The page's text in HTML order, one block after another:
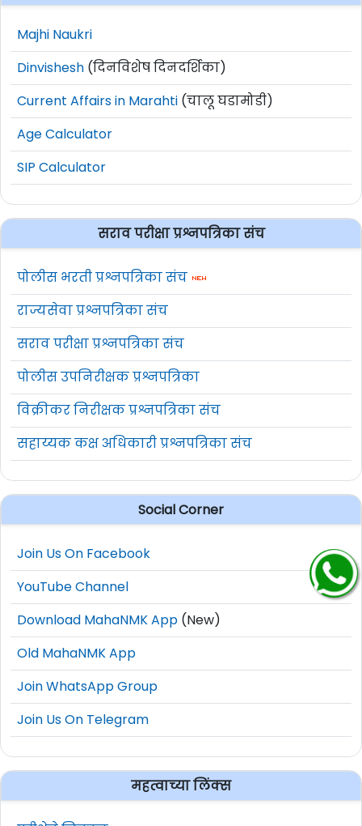
Majhi Naukri
Dinvishesh (दिनविशेष दिनदर्शिका)
Current Affairs in Marahti (चालू घडामोडी)
Age Calculator
SIP Calculator
सराव परीक्षा प्रश्नपत्रिका संच
पोलीस भरती प्रश्नपत्रिका संच
राज्यसेवा प्रश्नपत्रिका संच
सराव परीक्षा प्रश्नपत्रिका संच
पोलीस उपनिरीक्षक प्रश्नपत्रिका
विक्रीकर निरीक्षक प्रश्नपत्रिका संच
सहाय्यक कक्ष अधिकारी प्रश्नपत्रिका संच
Social Corner
Join Us On Facebook
YouTube Channel
Download MahaNMK App (New)
Old MahaNMK App
Join WhatsApp Group
Join Us On Telegram
महत्वाच्या लिंक्स